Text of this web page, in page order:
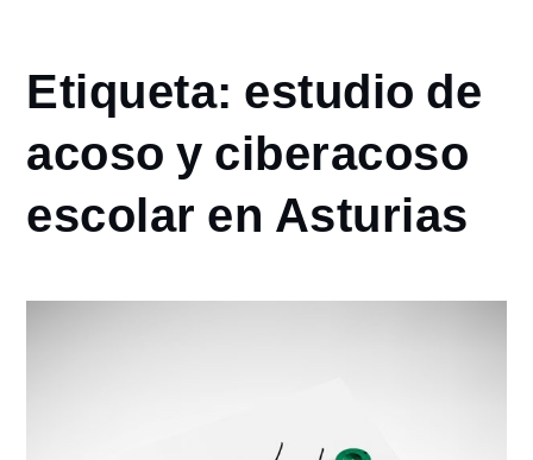
Home
portfolio
acoso y
escolar en
Etiqueta: estudio de
acoso y ciberacoso
escolar en Asturias